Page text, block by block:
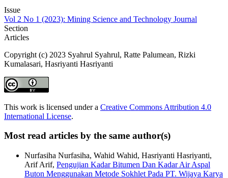
Issue
Vol 2 No 1 (2023): Mining Science and Technology Journal
Section
Articles
Copyright (c) 2023 Syahrul Syahrul, Ratte Palumean, Rizki
Kumalasari, Hasriyanti Hasriyanti
This work is licensed under a Creative Commons Attribution 4.0
International License.
Most read articles by the same author(s)
Nurfasiha Nurfasiha, Wahid Wahid, Hasriyanti Hasriyanti,
Arif Arif, Pengujian Kadar Bitumen Dan Kadar Air Aspal
Buton Menggunakan Metode Sokhlet Pada PT. Wijaya Karya